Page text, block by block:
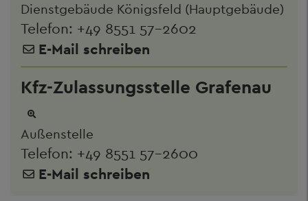
Dienstgebäude Königsfeld (Hauptgebäude)
Telefon: +49 8551 57-2602
E-Mail schreiben
Kfz-Zulassungsstelle Grafenau
Außenstelle
Telefon: +49 8551 57-2600
E-Mail schreiben